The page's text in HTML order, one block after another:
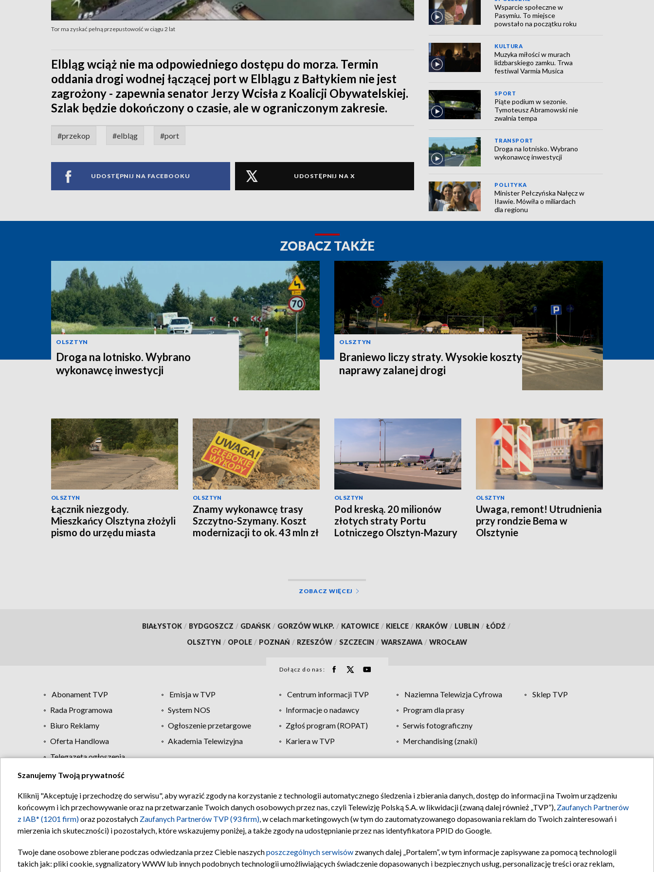
Tor ma zyskać pełną przepustowość w ciągu 2 lat
Elbląg wciąż nie ma odpowiedniego dostępu do morza. Termin
oddania drogi wodnej łączącej port w Elblągu z Bałtykiem nie jest
zagrożony - zapewnia senator Jerzy Wcisła z Koalicji Obywatelskiej.
Szlak będzie dokończony o czasie, ale w ograniczonym zakresie.
#przekop #elbląg #port
UDOSTĘPNIJ NA FACEBOOKU UDOSTĘPNIJ NA X
Wsparcie społeczne w
Pasymiu. To miejsce
powstało na początku roku
KULTURA
Muzyka miłości w murach
lidzbarskiego zamku. Trwa
festiwal Varmia Musica
SPORT
Piąte podium w sezonie.
Tymoteusz Abramowski nie
zwalnia tempa
TRANSPORT
Droga na lotnisko. Wybrano
wykonawcę inwestycji
POLITYKA
Minister Pełczyńska Nałęcz w
Iławie. Mówiła o miliardach
dla regionu
ZOBACZ TAKŻE
OLSZTYN
Droga na lotnisko. Wybrano
wykonawcę inwestycji
OLSZTYN
Braniewo liczy straty. Wysokie koszty
naprawy zalanej drogi
OLSZTYN
Łącznik niezgody.
Mieszkańcy Olsztyna złożyli
pismo do urzędu miasta
OLSZTYN
Znamy wykonawcę trasy
Szczytno-Szymany. Koszt
modernizacji to ok. 43 mln zł
OLSZTYN
Pod kreską. 20 milionów
złotych straty Portu
Lotniczego Olsztyn-Mazury
OLSZTYN
Uwaga, remont! Utrudnienia
przy rondzie Bema w
Olsztynie
ZOBACZ WIĘCEJ
BIAŁYSTOK / BYDGOSZCZ / GDAŃSK / GORZÓW WLKP. / KATOWICE / KIELCE / KRAKÓW / LUBLIN / ŁÓDŹ /
OLSZTYN / OPOLE / POZNAŃ / RZESZÓW / SZCZECIN / WARSZAWA / WROCŁAW
Dołącz do nas:
Abonament TVP Emisja w TVP Centrum informacji TVP Naziemna Telewizja Cyfrowa
Sklep TVP
Rada Programowa
System NOS Informacje o nadawcy
Program dla prasy
Biuro Reklamy
Ogłoszenie przetargowe Zgłoś program (ROPAT)
Serwis fotograficzny
Oferta Handlowa
Akademia Telewizyjna Kariera w TVP
Merchandising (znaki)
Telegazeta ogłoszenia
Regulamin TVP Polityka prywatności Moje zgody Pomoc Biuro reklamy Kontakt
Szanujemy Twoją prywatność
Kliknij "Akceptuję i przechodzę do serwisu", aby wyrazić zgody na korzystanie z technologii automatycznego śledzenia i zbierania danych, dostęp do informacji na Twoim urządzeniu
końcowym i ich przechowywanie oraz na przetwarzanie Twoich danych osobowych przez nas, czyli Telewizję Polską S.A. w likwidacji (zwaną dalej również „TVP”), Zaufanych Partnerów
z IAB* (1201 firm)oraz pozostałych Zaufanych Partnerów TVP (93 firm), w celach marketingowych (w tym do zautomatyzowanego dopasowania reklam do Twoich zainteresowań i
mierzenia ich skuteczności) i pozostałych, które wskazujemy poniżej, a także zgody na udostępnianie przez nas identyfikatora PPID do Google.
Twoje dane osobowe zbierane podczas odwiedzania przez Ciebie naszychposzczególnych serwisów zwanych dalej „Portalem”, w tym informacje zapisywane za pomocą technologii
takich jak: pliki cookie, sygnalizatory WWW lub innych podobnych technologii umożliwiających świadczenie dopasowanych i bezpiecznych usług, personalizację treści oraz reklam,